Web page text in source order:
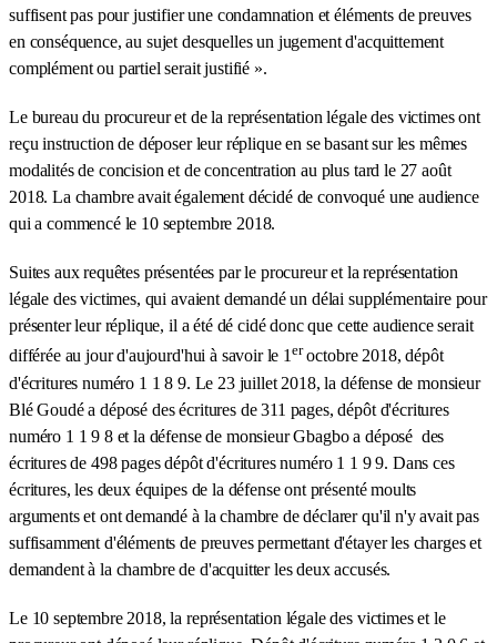
suffisent pas pour justifier une condamnation et éléments de preuves
en conséquence, au sujet desquelles un jugement d'acquittement
complément ou partiel serait justifié ».
Le bureau du procureur et de la représentation légale des victimes ont
reçu instruction de déposer leur réplique en se basant sur les mêmes
modalités de concision et de concentration au plus tard le 27 août
2018. La chambre avait également décidé de convoqué une audience
qui a commencé le 10 septembre 2018.
Suites aux requêtes présentées par le procureur et la représentation
légale des victimes, qui avaient demandé un délai supplémentaire pour
présenter leur réplique, il a été dé cidé donc que cette audience serait
différée au jour d'aujourd'hui à savoir le 1eroctobre 2018, dépôt
d'écritures numéro 1 1 8 9. Le 23 juillet 2018, la défense de monsieur
Blé Goudé a déposé des écritures de 311 pages, dépôt d'écritures
numéro 1 1 9 8 et la défense de monsieur Gbagbo a déposé des
écritures de 498 pages dépôt d'écritures numéro 1 1 9 9. Dans ces
écritures, les deux équipes de la défense ont présenté moults
arguments et ont demandé à la chambre de déclarer qu'il n'y avait pas
suffisamment d'éléments de preuves permettant d'étayer les charges et
demandent à la chambre de d'acquitter les deux accusés.
Le 10 septembre 2018, la représentation légale des victimes et le